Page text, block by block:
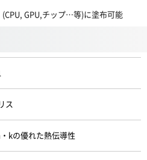
GPU,チップ…等)に塗布可能
ス
kの優れた熱伝導性